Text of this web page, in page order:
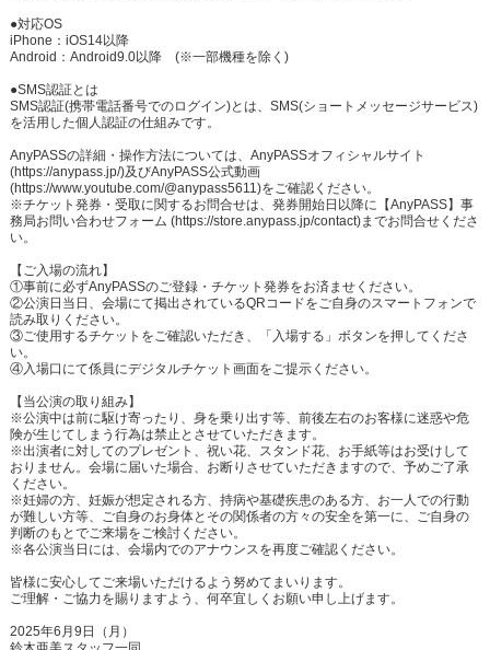
●対応OS
iPhone：iOS14以降
Android：Android9.0以降 (※一部機種を除く)
●SMS認証とは
SMS認証(携帯電話番号でのログイン)とは、SMS(ショートメッセージサービス)
を活用した個人認証の仕組みです。
AnyPASSの詳細・操作方法については、AnyPASSオフィシャルサイト
(https://anypass.jp/)及びAnyPASS公式動画
(https://www.youtube.com/@anypass5611)をご確認ください。
※チケット発券・受取に関するお問合せは、発券開始日以降に【AnyPASS】事
務局お問い合わせフォーム (https://store.anypass.jp/contact)までお問合せくださ
い。
【ご入場の流れ】
①事前に必ずAnyPASSのご登録・チケット発券をお済ませください。
②公演日当日、会場にて掲出されているQRコードをご自身のスマートフォンで
読み取りください。
③ご使用するチケットをご確認いただき、「入場する」ボタンを押してくださ
い。
④入場口にて係員にデジタルチケット画面をご提示ください。
【当公演の取り組み】
※公演中は前に駆け寄ったり、身を乗り出す等、前後左右のお客様に迷惑や危
険が生じてしまう行為は禁止とさせていただきます。
※出演者に対してのプレゼント、祝い花、スタンド花、お手紙等はお受けして
おりません。会場に届いた場合、お断りさせていただきますので、予めご了承
ください。
※妊婦の方、妊娠が想定される方、持病や基礎疾患のある方、お一人での行動
が難しい方等、ご自身のお身体とその関係者の方々の安全を第一に、ご自身の
判断のもとでご来場をご検討ください。
※各公演当日には、会場内でのアナウンスを再度ご確認ください。
皆様に安心してご来場いただけるよう努めてまいります。
ご理解・ご協力を賜りますよう、何卒宜しくお願い申し上げます。
2025年6月9日（月）